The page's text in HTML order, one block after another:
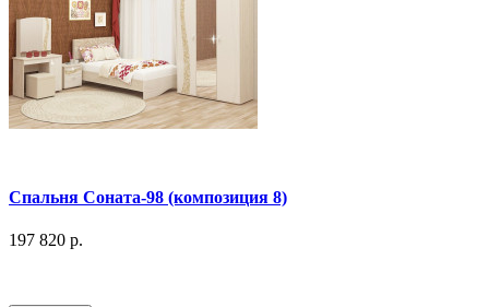
Спальня Соната-98 (композиция 8)
197 820 р.